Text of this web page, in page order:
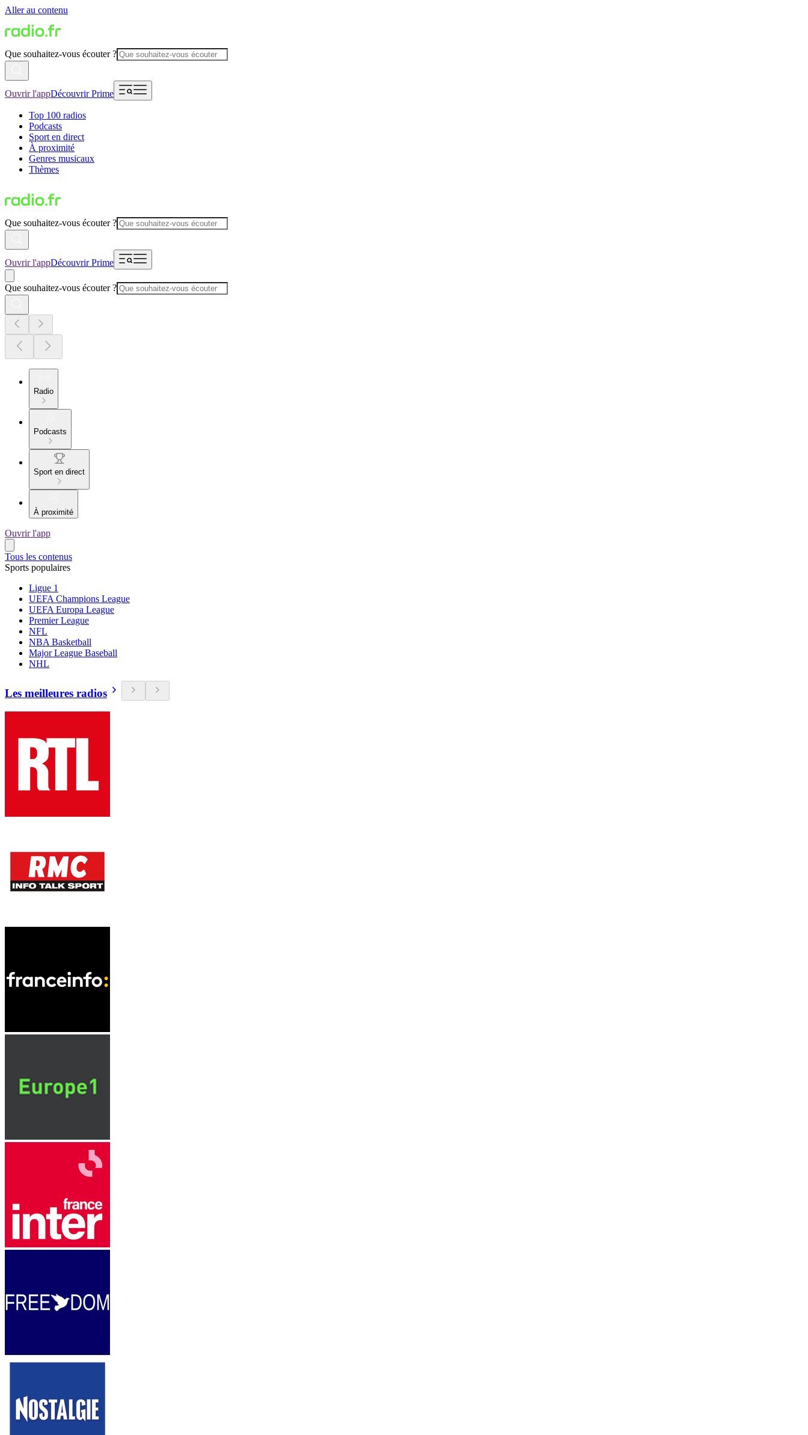
Aller au contenu
Que souhaitez-vous écouter ?
Ouvrir l'appDécouvrir Prime
Top 100 radios
Podcasts
Sport en direct
À proximité
Genres musicaux
Thèmes
Que souhaitez-vous écouter ?
Ouvrir l'appDécouvrir Prime
Que souhaitez-vous écouter ?
Radio
Podcasts
Sport en direct
À proximité
Ouvrir l'app
Tous les contenus
Sports populaires
Ligue 1
UEFA Champions League
UEFA Europa League
Premier League
NFL
NBA Basketball
Major League Baseball
NHL
Les meilleures radios